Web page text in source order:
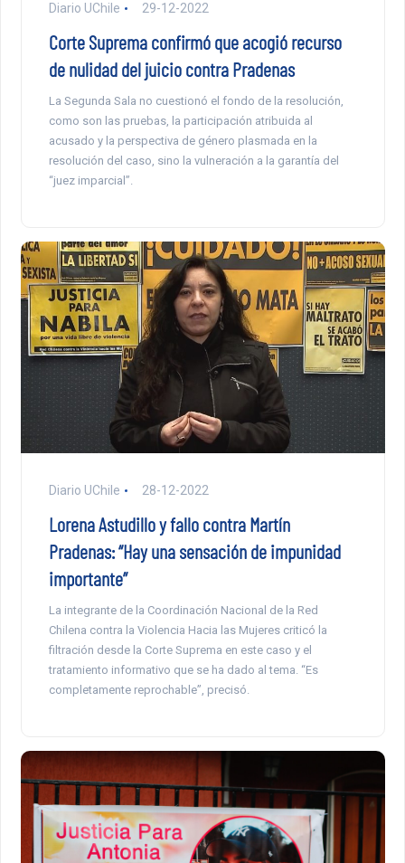
Diario UChile 29-12-2022
Corte Suprema confirmó que acogió recurso
de nulidad del juicio contra Pradenas
La Segunda Sala no cuestionó el fondo de la resolución,
como son las pruebas, la participación atribuida al
acusado y la perspectiva de género plasmada en la
resolución del caso, sino la vulneración a la garantía del
“juez imparcial”.
Diario UChile 28-12-2022
Lorena Astudillo y fallo contra Martín
Pradenas: “Hay una sensación de impunidad
importante”
La integrante de la Coordinación Nacional de la Red
Chilena contra la Violencia Hacia las Mujeres criticó la
filtración desde la Corte Suprema en este caso y el
tratamiento informativo que se ha dado al tema. “Es
completamente reprochable”, precisó.